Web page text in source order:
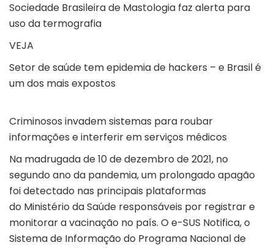
Sociedade Brasileira de Mastologia faz alerta para
uso da termografia
VEJA
Setor de saúde tem epidemia de hackers – e Brasil é
um dos mais expostos
Criminosos invadem sistemas para roubar
informações e interferir em serviços médicos
Na madrugada de 10 de dezembro de 2021, no
segundo ano da pandemia, um prolongado apagão
foi detectado nas principais plataformas
do Ministério da Saúde responsáveis por registrar e
monitorar a vacinação no país. O e-SUS Notifica, o
Sistema de Informação do Programa Nacional de